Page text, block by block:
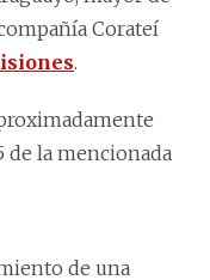
Corateí
.
de la mencionada
de una